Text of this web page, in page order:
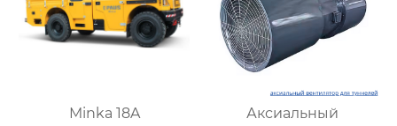
Minka 18A
Аксиальный